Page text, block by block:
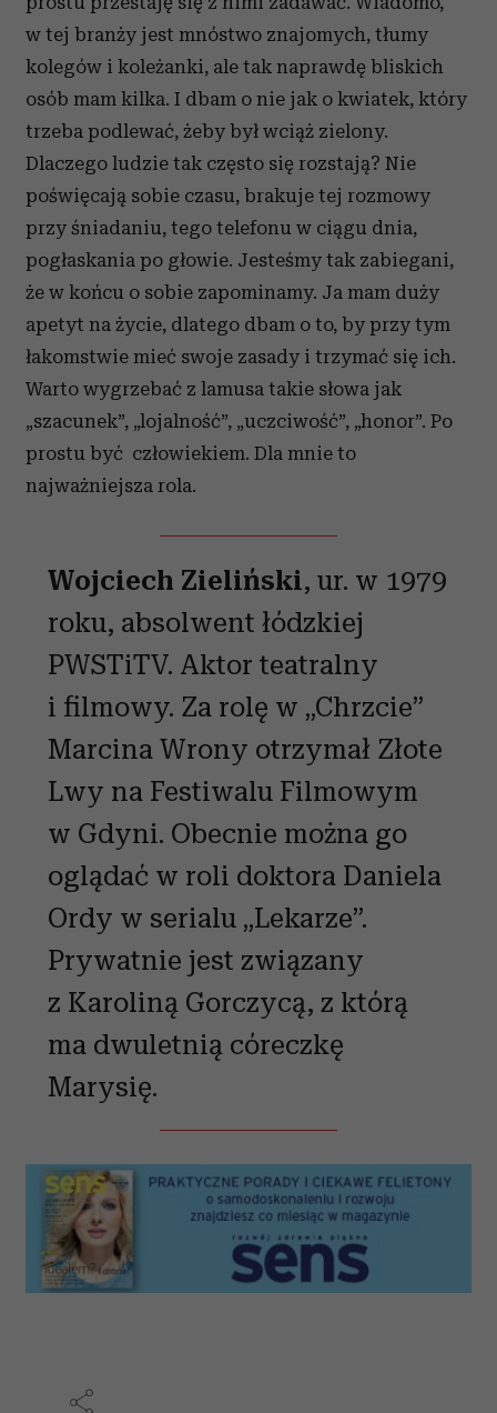
w tej branży jest mnóstwo znajomych, tłumy
kolegów i koleżanki, ale tak naprawdę bliskich
osób mam kilka. I dbam o nie jak o kwiatek, który
trzeba podlewać, żeby był wciąż zielony.
Dlaczego ludzie tak często się rozstają? Nie
poświęcają sobie czasu, brakuje tej rozmowy
przy śniadaniu, tego telefonu w ciągu dnia,
pogłaskania po głowie. Jesteśmy tak zabiegani,
że w końcu o sobie zapominamy. Ja mam duży
apetyt na życie, dlatego dbam o to, by przy tym
łakomstwie mieć swoje zasady i trzymać się ich.
Warto wygrzebać z lamusa takie słowa jak
„szacunek”, „lojalność”, „uczciwość”, „honor”. Po
prostu być człowiekiem. Dla mnie to
najważniejsza rola.
Wojciech Zieliński, ur. w 1979
roku, absolwent łódzkiej
PWSTiTV. Aktor teatralny
i filmowy. Za rolę w „Chrzcie”
Marcina Wrony otrzymał Złote
Lwy na Festiwalu Filmowym
w Gdyni. Obecnie można go
oglądać w roli doktora Daniela
Ordy w serialu „Lekarze”.
Prywatnie jest związany
z Karoliną Gorczycą, z którą
ma dwuletnią córeczkę
Marysię.